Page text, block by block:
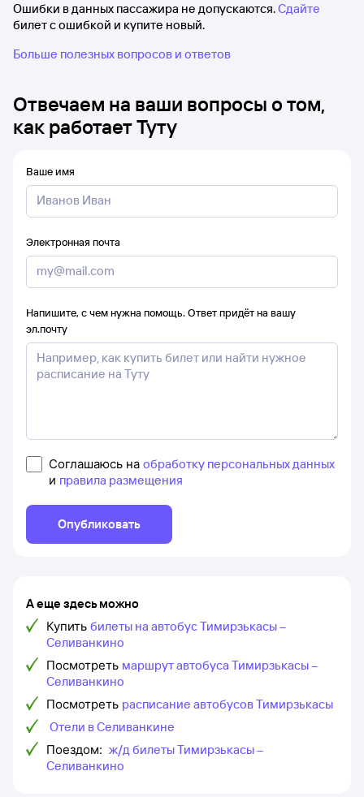
Ошибки в данных пассажира не допускаются.Сдайте
билет с ошибкой и купите новый.
Больше полезных вопросов и ответов
Отвечаем на ваши вопросы о том,
как работает Туту
Ваше имя
Электронная почта
Напишите, с чем нужна помощь. Ответ придёт на вашу
эл.почту
Соглашаюсь на обработку персональных данных
и правила размещения
Опубликовать
А еще здесь можно
Купить билеты на автобус Тимирзькасы –
Селиванкино
Посмотреть маршрут автобуса Тимирзькасы –
Селиванкино
Посмотреть расписание автобусов Тимирзькасы
Отели в Селиванкине
Поездом: ж/д билеты Тимирзькасы –
Селиванкино